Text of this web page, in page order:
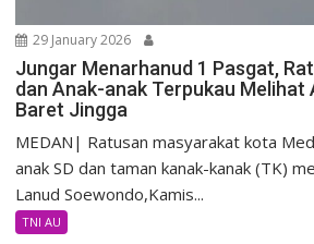
29 January 2026
Jungar Menarhanud 1 Pasgat,
dan Anak-anak Terpukau Melihat
Baret Jingga
MEDAN| Ratusan masyarakat kota
anak SD dan taman kanak-kanak (TK)
Lanud Soewondo,Kamis...
TNI AU